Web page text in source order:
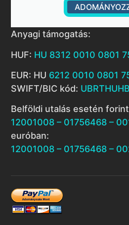
Anyagi támogatás:
HUF: HU 8312 0010 0801
EUR: HU 6212 0010 0801
SWIFT/BIC kód: UBRTHUHB
Belföldi utalás esetén
12001008 – 01756468 –
euróban:
12001008 – 01756468 –